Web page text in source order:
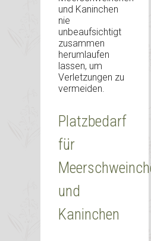
und Kaninchen
nie
unbeaufsichtigt
zusammen
herumlaufen
lassen, um
Verletzungen zu
vermeiden.
Platzbedarf
für
und
Kaninchen